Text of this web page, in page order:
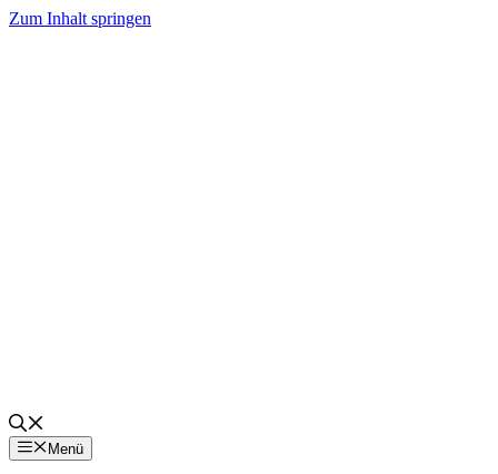
Zum Inhalt springen
Menü